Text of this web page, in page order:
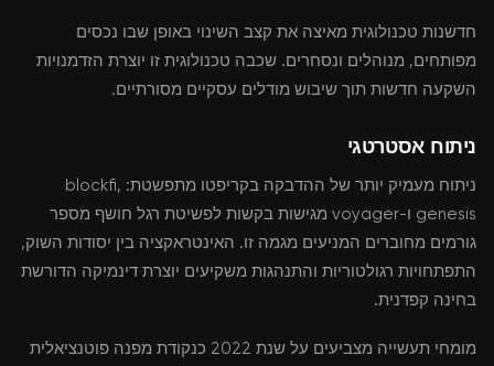
חדשנות טכנולוגית מאיצה את קצב השינוי באופן שבו נכסים
מפותחים, מנוהלים ונסחרים. שכבה טכנולוגית זו יוצרת הזדמנויות
השקעה חדשות תוך שיבוש מודלים עסקיים מסורתיים.
ניתוח אסטרטגי
ניתוח מעמיק יותר של ההדבקה בקריפטו מתפשטת: blockfi,
genesis ו-voyager מגישות בקשות לפשיטת רגל חושף מספר
גורמים מחוברים המניעים מגמה זו. האינטראקציה בין יסודות השוק,
התפתחויות רגולטוריות והתנהגות משקיעים יוצרת דינמיקה הדורשת
בחינה קפדנית.
מומחי תעשייה מצביעים על שנת 2022 כנקודת מפנה פוטנציאלית